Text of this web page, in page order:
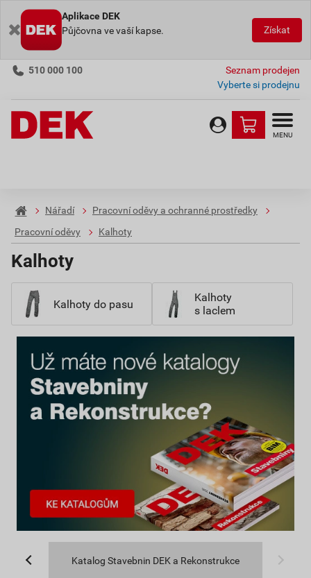
Aplikace DEK
Půjčovna ve vaší kapse.
Získat
510 000 100
Seznam prodejen
Vyberte si prodejnu
MENU
Nářadí
Pracovní oděvy a ochranné prostředky
Pracovní oděvy
Kalhoty
Kalhoty
Kalhoty do pasu
Kalhoty
s laclem
Katalog Stavebnin DEK a Rekonstrukce